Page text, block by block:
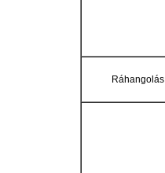
Ráhangolás